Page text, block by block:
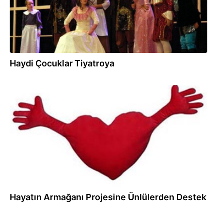
Haydi Çocuklar Tiyatroya
18.01.2013
Hayatın Armağanı Projesine Ünlülerden Destek